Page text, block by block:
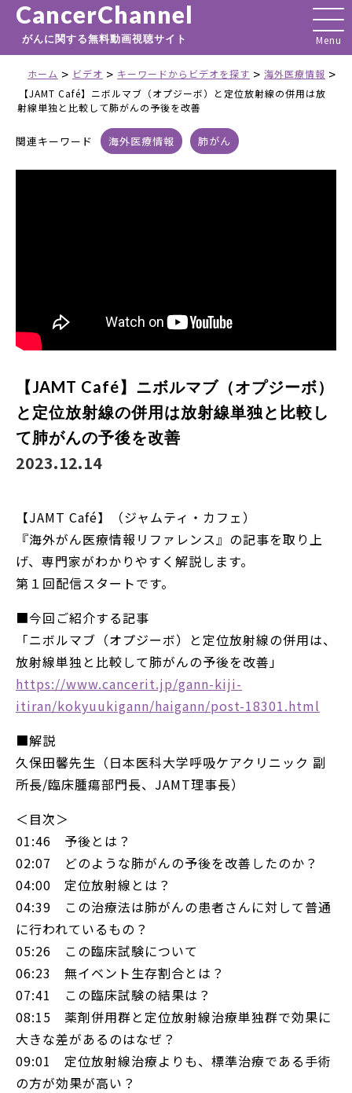
CancerChannel
がんに関する無料動画視聴サイト
ホーム > ビデオ > キーワードからビデオを探す > 海外医療情報 >
【JAMT Café】ニボルマブ（オプジーボ）と定位放射線の併用は放
射線単独と比較して肺がんの予後を改善
関連キーワード 海外医療情報 肺がん
【JAMT Café】ニボルマブ（オプジーボ）
と定位放射線の併用は放射線単独と比較し
て肺がんの予後を改善
2023.12.14
【JAMT Café】（ジャムティ・カフェ）
『海外がん医療情報リファレンス』の記事を取り上
げ、専門家がわかりやすく解説します。
第１回配信スタートです。
■今回ご紹介する記事
「ニボルマブ（オプジーボ）と定位放射線の併用は、
放射線単独と比較して肺がんの予後を改善」
https://www.cancerit.jp/gann-kiji-
itiran/kokyuukigann/haigann/post-18301.html
■解説
久保田馨先生（日本医科大学呼吸ケアクリニック 副
所長/臨床腫瘍部門長、JAMT理事長）
＜目次＞
01:46 予後とは？
02:07 どのような肺がんの予後を改善したのか？
04:00 定位放射線とは？
04:39 この治療法は肺がんの患者さんに対して普通
に行われているもの？
05:26 この臨床試験について
06:23 無イベント生存割合とは？
07:41 この臨床試験の結果は？
08:15 薬剤併用群と定位放射線治療単独群で効果に
大きな差があるのはなぜ？
09:01 定位放射線治療よりも、標準治療である手術
の方が効果が高い？